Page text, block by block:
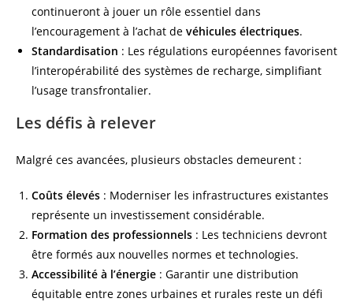
continueront à jouer un rôle essentiel dans
l’encouragement à l’achat de véhicules électriques.
Standardisation : Les régulations européennes favorisent
l’interopérabilité des systèmes de recharge, simplifiant
l’usage transfrontalier.
Les défis à relever
Malgré ces avancées, plusieurs obstacles demeurent :
Coûts élevés : Moderniser les infrastructures existantes
représente un investissement considérable.
Formation des professionnels : Les techniciens devront
être formés aux nouvelles normes et technologies.
Accessibilité à l’énergie : Garantir une distribution
équitable entre zones urbaines et rurales reste un défi